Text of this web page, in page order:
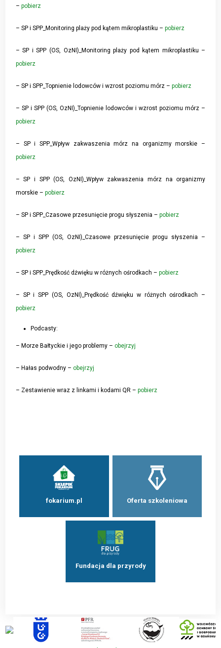
– pobierz
– SP i SPP_Monitoring plaży pod kątem mikroplastiku – pobierz
– SP i SPP (OS, OzNI)_Monitoring plaży pod kątem mikroplastiku –
pobierz
– SP i SPP_Topnienie lodowców i wzrost poziomu mórz – pobierz
– SP i SPP (OS, OzNI)_Topnienie lodowców i wzrost poziomu mórz –
pobierz
– SP i SPP_Wpływ zakwaszenia mórz na organizmy morskie –
pobierz
– SP i SPP (OS, OzNI)_Wpływ zakwaszenia mórz na organizmy
morskie – pobierz
– SP i SPP_Czasowe przesunięcie progu słyszenia – pobierz
– SP i SPP (OS, OzNI)_Czasowe przesunięcie progu słyszenia –
pobierz
– SP i SPP_Prędkość dźwięku w różnych ośrodkach – pobierz
– SP i SPP (OS, OzNI)_Prędkość dźwięku w różnych ośrodkach –
pobierz
Podcasty:
– Morze Bałtyckie i jego problemy – obejrzyj
– Hałas podwodny – obejrzyj
– Zestawienie wraz z linkami i kodami QR – pobierz
fokarium.pl Oferta szkoleniowa
Fundacja dla przyrody